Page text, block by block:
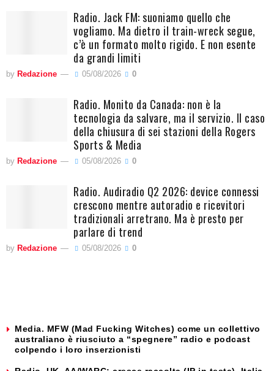
Radio. Jack FM: suoniamo quello che
vogliamo. Ma dietro il train-wreck segue,
c’è un formato molto rigido. E non esente
da grandi limiti
by Redazione 05/08/2026 0
Radio. Monito da Canada: non è la
tecnologia da salvare, ma il servizio. Il caso
della chiusura di sei stazioni della Rogers
Sports & Media
by Redazione 05/08/2026 0
Radio. Audiradio Q2 2026: device connessi
crescono mentre autoradio e ricevitori
tradizionali arretrano. Ma è presto per
parlare di trend
by Redazione 05/08/2026 0
Media. MFW (Mad Fucking Witches) come un collettivo
australiano è riusciuto a “spegnere” radio e podcast
colpendo i loro inserzionisti